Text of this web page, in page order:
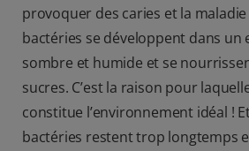
provoquer des caries et la
bactéries se développent dans
sombre et humide et se
sucres. C’est la raison pour
constitue l’environnement idéal !
bactéries restent trop longtemps